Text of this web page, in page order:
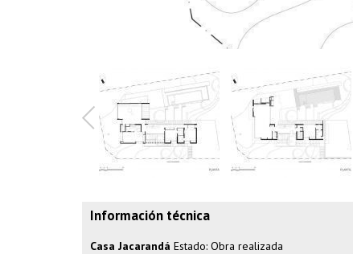
Información técnica
Casa Jacarandá Estado: Obra realizada